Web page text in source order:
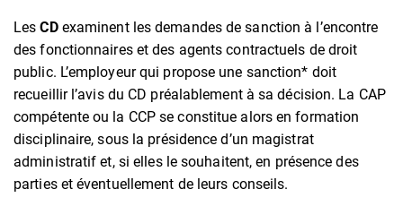
Les CDexaminent les demandes de sanction à l’encontre
des fonctionnaires et des agents contractuels de droit
public. L’employeur qui propose une sanction* doit
recueillir l’avis du CD préalablement à sa décision. La CAP
compétente ou la CCP se constitue alors en formation
disciplinaire, sous la présidence d’un magistrat
administratif et, si elles le souhaitent, en présence des
parties et éventuellement de leurs conseils.